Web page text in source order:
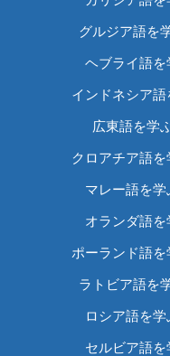
グルジア語を
ヘブライ語を
インドネシア語
広東語を学
クロアチア語を
マレー語を学
オランダ語を
ポーランド語を
ラトビア語を
ロシア語を学
セルビア語を